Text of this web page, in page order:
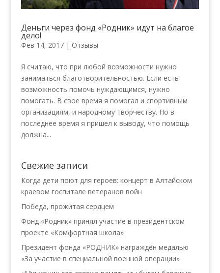
Деньги через фонд «Родник» идут на благое
дело!
Фев 14, 2017| Отзывы
Я считаю, что при любой возможности нужно
заниматься благотворительностью. Если есть
возможность помочь нуждающимся, нужно
помогать. В свое время я помогал и спортивным
организациям, и народному творчеству. Но в
последнее время я пришел к выводу, что помощь
должна...
Свежие записи
Когда дети поют для героев: концерт в Алтайском
краевом госпитале ветеранов войн
Победа, прожитая сердцем
Фонд «Родник» принял участие в президентском
проекте «Комфортная школа»
Президент фонда «РОДНИК» награждён медалью
«За участие в специальной военной операции»